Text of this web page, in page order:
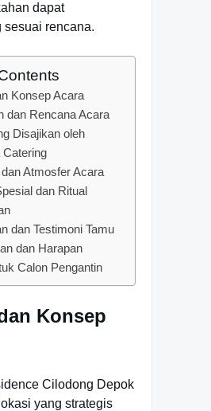
dapat
sesuai rencana.
Konsep Acara
dan Rencana Acara
Disajikan oleh
Atmosfer Acara
dan Ritual
dan Testimoni Tamu
dan Harapan
Calon Pengantin
Konsep
Cilodong Depok
yang strategis